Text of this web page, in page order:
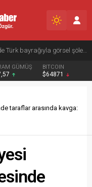
Flyboard gösterisi Van Gölü’nde Türk bayrağıyla görsel şölen yaşattı
GÜMÜŞ BITCOIN
$64871
taraflar arasında kavga: